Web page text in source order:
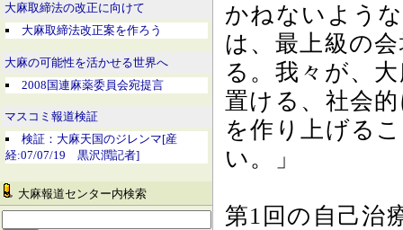
大麻取締法の改正に向けて
大麻取締法改正案を作ろう
大麻の可能性を活かせる世界へ
2008国連麻薬委員会宛提言
マスコミ報道検証
検証：大麻天国のジレンマ[産
経:07/07/19 黒沢潤記者]
大麻報道センター内検索
かねないよう
は、最上級の
る。我々が、
置ける、社会
を作り上げる
い。」
第1回の自己治